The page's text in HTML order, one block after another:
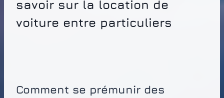
savoir sur la location de
voiture entre particuliers
Comment se prémunir des